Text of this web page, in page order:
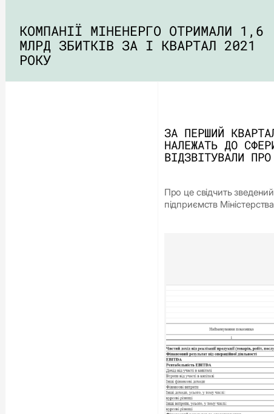
КОМПАНІЇ МІНЕНЕРГО ОТРИМАЛИ 1,6
МЛРД ЗБИТКІВ ЗА І КВАРТАЛ 2021
РОКУ
ЗА ПЕРШИЙ
НАЛЕЖАТЬ ДО
ВІДЗВІТУВАЛИ
Про це свідчить
підприємств